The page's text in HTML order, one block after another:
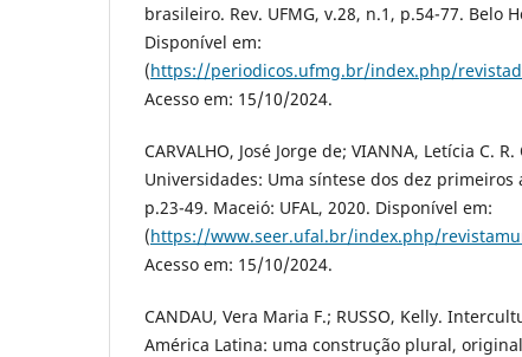
brasileiro. Rev. UFMG, v.28, n.1, p.54-77. Belo
Disponível em:
(https://periodicos.ufmg.br/index.php/
Acesso em: 15/10/2024.
CARVALHO, José Jorge de; VIANNA, Letícia C.
Universidades: Uma síntese dos dez primeiros
p.23-49. Maceió: UFAL, 2020. Disponível em:
(https://www.seer.ufal.br/index.php/
Acesso em: 15/10/2024.
CANDAU, Vera Maria F.; RUSSO, Kelly.
América Latina: uma construção plural,